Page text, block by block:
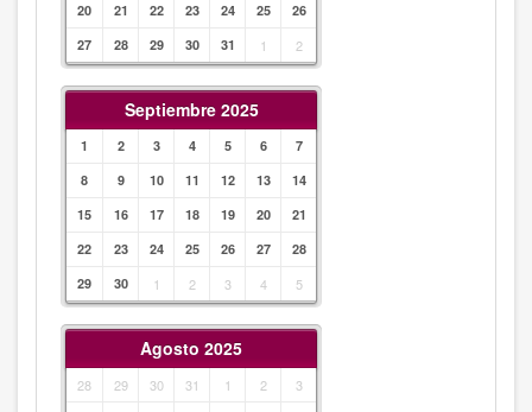
20
21 22 23 24 25
26
27
28 29 30 31 1 2
Septiembre 2025
1 2 3 4 5 6
7
8
9 10 11 12 13
14
15
16 17 18 19 20
21
22
23 24 25 26 27
28
29
30 1 2 3 4 5
Agosto 2025
28 29 30 31 1 2
3